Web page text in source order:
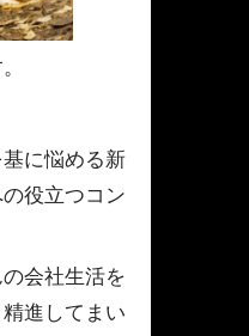
に悩める新
役立つコン
会社生活を
進してまい